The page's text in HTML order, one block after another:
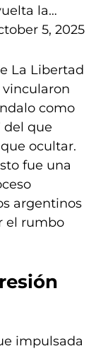
la…
5, 2025
La Libertad
como
del que
ocultar.
fue una
argentinos
el rumbo
impulsada